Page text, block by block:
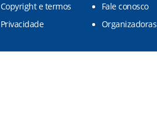
Copyright e termos
Fale conosco
Privacidade
Organizadoras